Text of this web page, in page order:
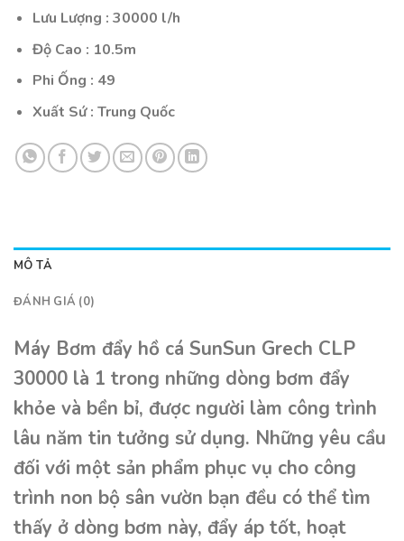
Lưu Lượng : 30000 l/h
Độ Cao : 10.5m
Phi Ống : 49
Xuất Sứ : Trung Quốc
MÔ TẢ
ĐÁNH GIÁ (0)
Máy Bơm đẩy hồ cá SunSun Grech CLP
30000 là 1 trong những dòng bơm đẩy
khỏe và bền bỉ, được người làm công trình
lâu năm tin tưởng sử dụng. Những yêu cầu
đối với một sản phẩm phục vụ cho công
trình non bộ sân vườn bạn đều có thể tìm
thấy ở dòng bơm này, đẩy áp tốt, hoạt